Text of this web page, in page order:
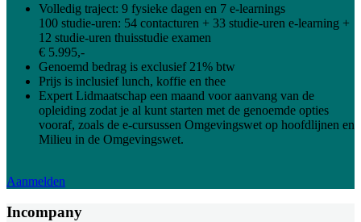
Volledig traject: 9 fysieke dagen en 7 e-learnings
100 studie-uren: 54 contacturen + 33 studie-uren e-learning +
12 studie-uren thuisstudie examen
€ 5.995,-
Genoemd bedrag is exclusief 21% btw
Prijs is inclusief lunch, koffie en thee
Expert Lidmaatschap een maand voor aanvang van de
opleiding zodat je al kunt starten met de genoemde opties
vooraf, zoals de e-cursussen Omgevingswet op hoofdlijnen en
Milieu in de Omgevingswet.
Aanmelden
Incompany